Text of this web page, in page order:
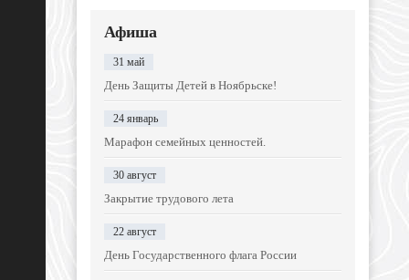
Афиша
31 май
День Защиты Детей в Ноябрьске!
24 январь
Марафон семейных ценностей.
30 август
Закрытие трудового лета
22 август
День Государственного флага России